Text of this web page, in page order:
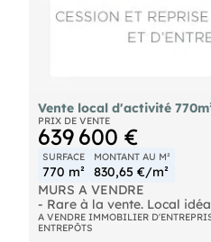
Vente local d'activité
PRIX DE VENTE
639 600 €
SURFACE
770 m²
MONTANT AU M²
830,65 €/m²
MURS A VENDRE
- Rare à la vente. Local
nécessitant un stockage
parking attenant, division
A VENDRE IMMOBILIER
ENTREPÔTS